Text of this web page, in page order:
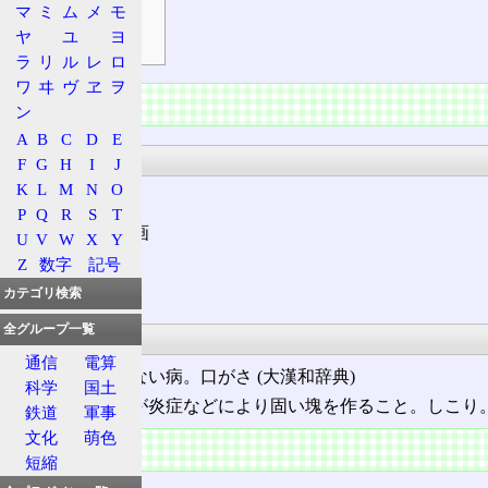
補足
符号
情報
漢字
部首
: 疒 + 8画
総画: 13画
解字: ⿸疒固
意義
久しく治らない病。口がさ (大漢和辞典)
筋肉や組織が炎症などにより固い塊を作ること。しこり
概要
マ ミ ム メ
モ
ヤ
ユ
ヨ
ラ
リ ル レ ロ
ワ ヰ ヴ ヱ
ヲ
ン
A B C D
E
F G H I
J
K L M N
O
P Q R S
T
U V W X
Y
Z
数字 記号
カテゴリ検索
全グループ一覧
通信
電算
科学
国土
鉄道
軍事
文化
萌色
短縮